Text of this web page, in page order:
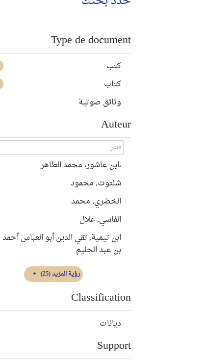
Type de document
كتب
كتاب
وثائق صوتية
Auteur
،ابن عاشور، محمد الطاهر
شلتوت, محمود
الخضري, محمد
الفاسي, علال
ابن تيمية, تقي الدين أبو العباس أحمد
بن عبد الحليم
رؤية المزيد(25)
Classification
ديانات
Support